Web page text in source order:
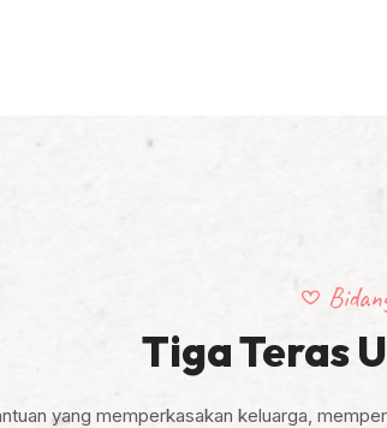
Tiga Teras
yang memperkasakan keluarga,